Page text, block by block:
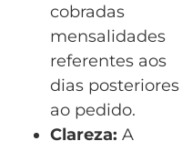
cobradas
mensalidades
referentes aos
dias posteriores
ao pedido.
Clareza: A